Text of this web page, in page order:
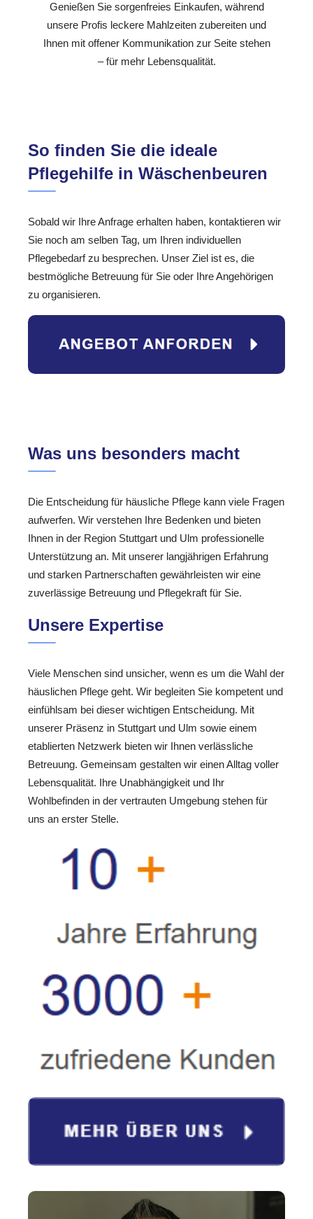
Genießen Sie sorgenfreies Einkaufen, während
unsere Profis leckere Mahlzeiten zubereiten und
Ihnen mit offener Kommunikation zur Seite stehen
– für mehr Lebensqualität.
So finden Sie die ideale
Pflegehilfe in Wäschenbeuren
Sobald wir Ihre Anfrage erhalten haben, kontaktieren wir
Sie noch am selben Tag, um Ihren individuellen
Pflegebedarf zu besprechen. Unser Ziel ist es, die
bestmögliche Betreuung für Sie oder Ihre Angehörigen
zu organisieren.
Was uns besonders macht
Die Entscheidung für häusliche Pflege kann viele Fragen
aufwerfen. Wir verstehen Ihre Bedenken und bieten
Ihnen in der Region Stuttgart und Ulm professionelle
Unterstützung an. Mit unserer langjährigen Erfahrung
und starken Partnerschaften gewährleisten wir eine
zuverlässige Betreuung und Pflegekraft für Sie.
Unsere Expertise
Viele Menschen sind unsicher, wenn es um die Wahl der
häuslichen Pflege geht. Wir begleiten Sie kompetent und
einfühlsam bei dieser wichtigen Entscheidung. Mit
unserer Präsenz in Stuttgart und Ulm sowie einem
etablierten Netzwerk bieten wir Ihnen verlässliche
Betreuung. Gemeinsam gestalten wir einen Alltag voller
Lebensqualität. Ihre Unabhängigkeit und Ihr
Wohlbefinden in der vertrauten Umgebung stehen für
uns an erster Stelle.